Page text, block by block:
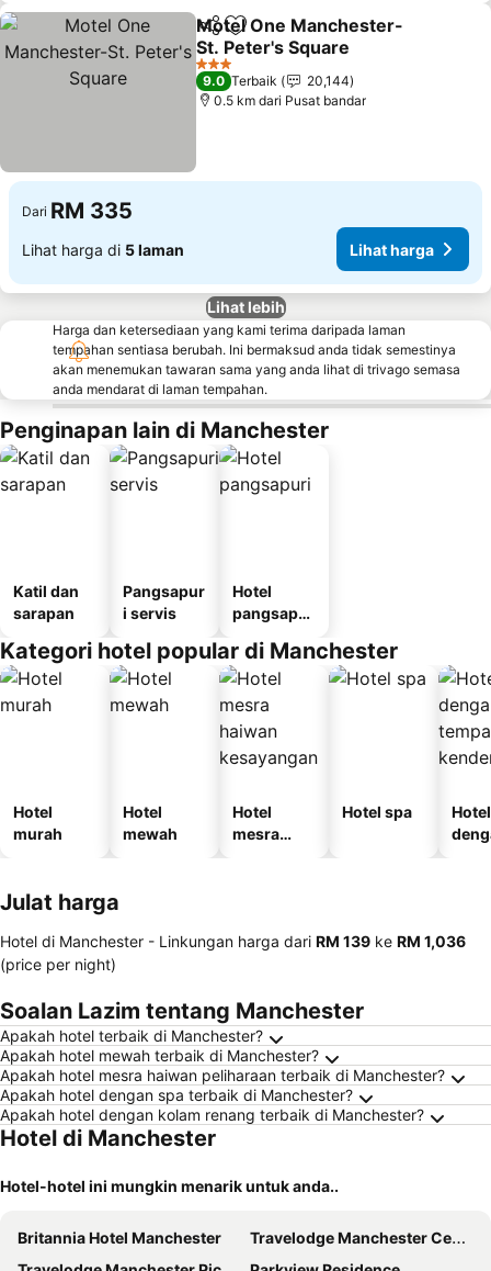
KongsiTambah ke favorit
Motel One Manchester-
St. Peter's Square
Lihat harga
3 Bintang
9.0 Terbaik
20,144
0.5 km dari Pusat bandar
Dari RM 335
Lihat harga di 5 laman Lihat harga
Lihat lebih
Harga dan ketersediaan yang kami terima daripada laman
tempahan sentiasa berubah. Ini bermaksud anda tidak semestinya
akan menemukan tawaran sama yang anda lihat di trivago semasa
anda mendarat di laman tempahan.
Penginapan lain di Manchester
Katil dan
sarapan
Pangsapur
i servis
Hotel
pangsapur
Kategori hotel popular di Manchester
Hotel
murah
Hotel
mewah
Hotel
mesra
Hotel spa
Hotel
Julat harga
Hotel di Manchester - Linkungan harga dari ‎RM 139 ke ‎RM 1,036
(price per night)
Soalan Lazim tentang Manchester
Apakah hotel terbaik di Manchester?
Apakah hotel mewah terbaik di Manchester?
Apakah hotel mesra haiwan peliharaan terbaik di Manchester?
Apakah hotel dengan spa terbaik di Manchester?
Apakah hotel dengan kolam renang terbaik di Manchester?
Hotel di Manchester
Hotel-hotel ini mungkin menarik untuk anda..
Britannia Hotel Manchester
Travelodge Manchester Central Arena